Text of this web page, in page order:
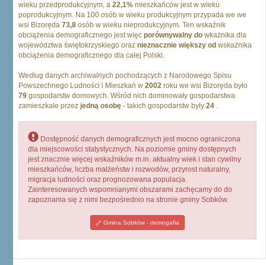
wieku przedprodukcyjnym, a 22,1% mieszkańców jest w wieku
poprodukcyjnym. Na 100 osób w wieku produkcyjnym przypada we we
wsi Bizoręda 73,8 osób w wieku nieprodukcyjnym. Ten wskaźnik
obciążenia demograficznego jest więc porównywalny do wkażnika dla
województwa świętokrzyskiego oraz nieznacznie większy od wskażnika
obciążenia demograficznego dla całej Polski.
Według danych archiwalnych pochodzących z Narodowego Spisu
Powszechnego Ludności i Mieszkań w 2002 roku we wsi Bizoręda było
79 gospodarstw domowych. Wśród nich dominowały gospodarstwa
zamieszkałe przez jedną osobę - takich gospodarstw były 24 .
Dostępność danych demograficznych jest mocno ograniczona
dla miejscowości statystycznych. Na poziomie gminy dostępnych
jest znacznie więcej wskaźników m.in. aktualny wiek i stan cywilny
mieszkańców, liczba małżeństw i rozwodów, przyrost naturalny,
migracja ludności oraz prognozowana populacja.
Zainteresowanych wspomnianymi obszarami zachęcamy do do
zapoznania się z nimi bezpośrednio na stronie gminy Sobków.
Gmina Sobków - demogafia